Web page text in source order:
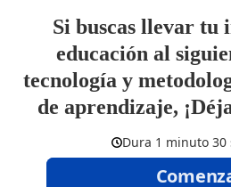
Si buscas llevar tu
educación al
tecnología y
de aprendizaje,